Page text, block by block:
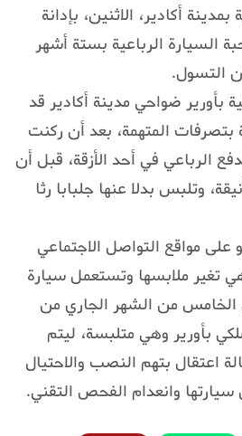
أكادير، الاثنين، بإدانة
السيارة الرباعية بستة أشهر
التسول.
بأورير ضواحي مدينة أكادير قد
بتصرفات المتهمة، بعد أن ركنت
الرباعي في أحد الأزقة، قبل أن
وتلبس بدلا عنها جلبابا رثا
مواقع التواصل الاجتماعي
تغير ملابسها وتستعمل سيارة
من الشهر الجاري من
بأورير وهي متلبسة، ليتم
اعتقال بتهم النصب والاحتيال
سيارتها وانعدام الفحص التقني.